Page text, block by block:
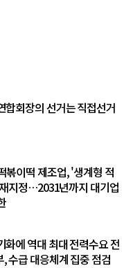
합회장의 선거는 직접선거
볶이떡 제조업, '생계형 적
지정…2031년까지 대기업
화에 역대 최대 전력수요 전
수급 대응체계 집중 점검